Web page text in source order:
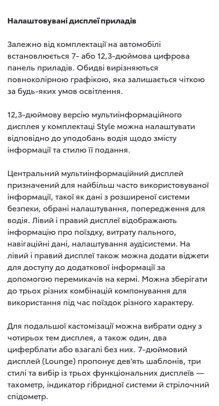
Налаштовувані дисплеї приладів
Залежно від комплектації на автомобілі
встановлюється 7- або 12,3-дюймова цифрова
панель приладів. Обидві вирізняються
повноколірною графікою, яка залишається чіткою
за будь-яких умов освітлення.
12,3-дюймову версію мультиінформаційного
дисплея у комплектаці Style можна налаштувати
відповідно до уподобань водія щодо змісту
інформації та стилю її подання.
Центральний мультиінформаційний дисплей
призначений для найбільш часто використовуваної
інформації, такої як дані з розширеної системи
безпеки, обрані налаштування, попередження для
водія. Лівий і правий дисплеї відображають
інформацію про поїздку, витрату пального,
навігаційні дані, налаштування аудісистеми. На
лівий і правий дисплеї також можна додати віджети
для доступу до додаткової інформації за
допомогою перемикачів на кермі. Можна зберігати
до трьох різних комбінацій компонування для
використання під час поїздок різного характеру.
Для подальшої кастомізації можна вибрати одну з
чотирьох тем дисплея, а також один, два
циферблати або взагалі без них. 7-дюймовий
дисплей (Lounge) пропонує дев'ять шаблонів, три
стилі та вибір із трьох функціональних дисплеїв —
тахометр, індикатор гібридної системи й стрілочний
спідометр.